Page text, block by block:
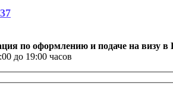
по оформлению и подаче на визу
до 19:00 часов